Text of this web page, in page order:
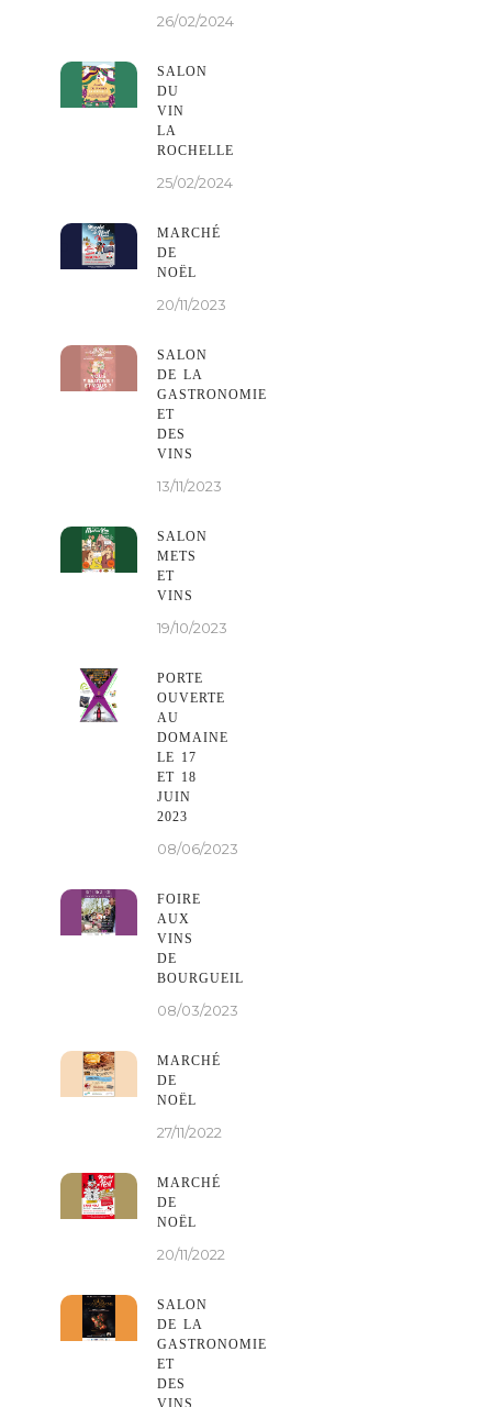
26/02/2024
SALON
DU
VIN
LA
ROCHELLE
25/02/2024
MARCHÉ
DE
NOËL
20/11/2023
SALON
DE LA
GASTRONOMIE
ET
DES
VINS
13/11/2023
SALON
METS
ET
VINS
19/10/2023
PORTE
OUVERTE
AU
DOMAINE
LE 17
ET 18
JUIN
2023
08/06/2023
FOIRE
AUX
VINS
DE
BOURGUEIL
08/03/2023
MARCHÉ
DE
NOËL
27/11/2022
MARCHÉ
DE
NOËL
20/11/2022
SALON
DE LA
GASTRONOMIE
ET
DES
VINS